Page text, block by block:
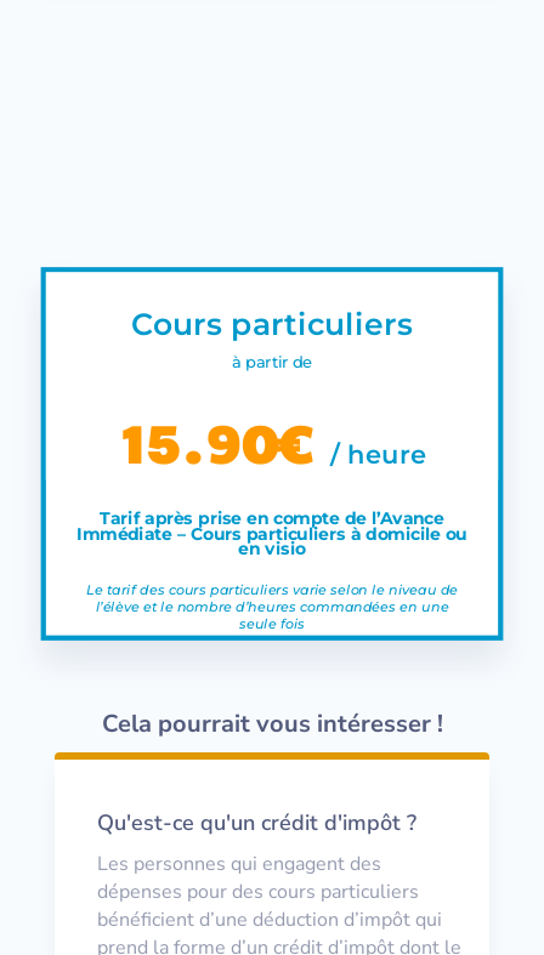
Cours particuliers
à partir de
15.90€ /heure
Tarif après prise en compte de l’Avance
Immédiate – Cours particuliers à domicile ou
en visio
Le tarif des cours particuliers varie selon le niveau de
l’élève et le nombre d’heures commandées en une
seule fois
Cela pourrait vous intéresser !
Qu'est-ce qu'un crédit d'impôt ?
Les personnes qui engagent des
dépenses pour des cours particuliers
bénéficient d’une déduction d’impôt qui
prend la forme d’un crédit d’impôt dont le